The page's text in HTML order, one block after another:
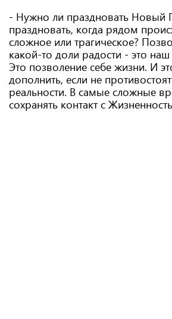
- Нужно ли праздновать Новый
праздновать, когда рядом
сложное или трагическое?
какой-то доли радости - это
Это позволение себе жизни. И
дополнить, если не
реальности. В самые сложные
сохранять контакт с